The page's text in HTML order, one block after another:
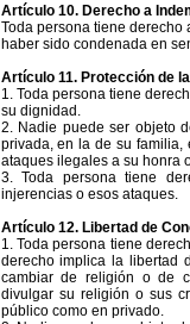
Artículo 10. Derecho a
Toda persona tiene
haber sido condenada en
Artículo 11. Protección de
1. Toda persona tiene
su dignidad.
2. Nadie puede ser objeto
privada, en la de su
ataques ilegales a su honra
3. Toda persona tiene
injerencias o esos ataques.
Artículo 12. Libertad de
1. Toda persona tiene
derecho implica la libertad
cambiar de religión o de
divulgar su religión o sus
público como en privado.